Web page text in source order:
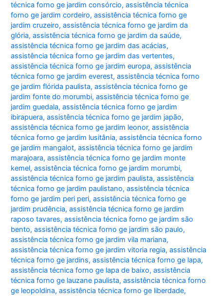
técnica forno ge jardim consórcio,assistência técnica
forno ge jardim cordeiro,assistência técnica forno ge
jardim cruzeiro,assistência técnica forno ge jardim da
glória,assistência técnica forno ge jardim da saúde,
assistência técnica forno ge jardim das acácias,
assistência técnica forno ge jardim das vertentes,
assistência técnica forno ge jardim europa,assistência
técnica forno ge jardim everest,assistência técnica forno
ge jardim flórida paulista,assistência técnica forno ge
jardim fonte do morumbi,assistência técnica forno ge
jardim guedala,assistência técnica forno ge jardim
ibirapuera,assistência técnica forno ge jardim japão,
assistência técnica forno ge jardim leonor,assistência
técnica forno ge jardim lusitânia,assistência técnica forno
ge jardim mangalot,assistência técnica forno ge jardim
marajoara,assistência técnica forno ge jardim monte
kemel,assistência técnica forno ge jardim morumbi,
assistência técnica forno ge jardim paulista,assistência
técnica forno ge jardim paulistano,assistência técnica
forno ge jardim peri peri,assistência técnica forno ge
jardim prudência,assistência técnica forno ge jardim
raposo tavares,assistência técnica forno ge jardim são
bento,assistência técnica forno ge jardim são paulo,
assistência técnica forno ge jardim vila mariana,
assistência técnica forno ge jardim vitoria regia,assistência
técnica forno ge jardins,assistência técnica forno ge lapa,
assistência técnica forno ge lapa de baixo,assistência
técnica forno ge lauzane paulista,assistência técnica forno
ge leopoldina,assistência técnica forno ge liberdade,